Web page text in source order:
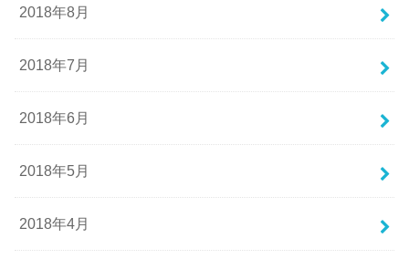
2018年8月
2018年7月
2018年6月
2018年5月
2018年4月